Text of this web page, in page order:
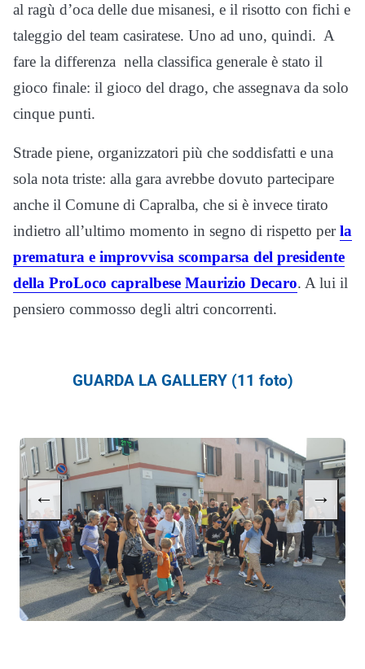
al ragù d’oca delle due misanesi, e il risotto con fichi e
taleggio del team casiratese. Uno ad uno, quindi. A
fare la differenza nella classifica generale è stato il
gioco finale: il gioco del drago, che assegnava da solo
cinque punti.
Strade piene, organizzatori più che soddisfatti e una
sola nota triste: alla gara avrebbe dovuto partecipare
anche il Comune di Capralba, che si è invece tirato
indietro all’ultimo momento in segno di rispetto perla
prematura e improvvisa scomparsa del presidente
della ProLoco capralbese Maurizio Decaro. A lui il
pensiero commosso degli altri concorrenti.
GUARDA LA GALLERY (11 foto)
← →